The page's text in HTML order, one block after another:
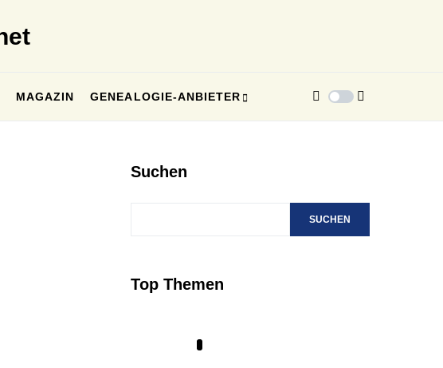
MAGAZIN GENEALOGIE-ANBIETER
Suchen
SUCHEN
Top Themen